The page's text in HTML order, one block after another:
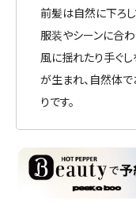
前髪は自然に下ろし
服装やシーンに合わ
風に揺れたり手ぐ
が生まれ、自然体
りです。